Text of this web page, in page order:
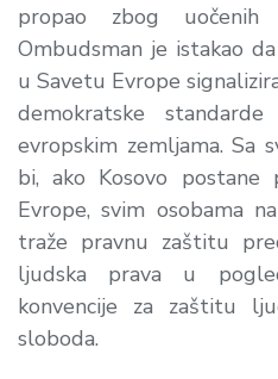
propao zbog uočenih
Ombudsman je istakao
u Savetu Evrope
demokratske
evropskim zemljama. Sa
bi, ako Kosovo postane
Evrope, svim osobama
traže pravnu zaštitu
ljudska prava u
konvencije za zaštitu
sloboda.